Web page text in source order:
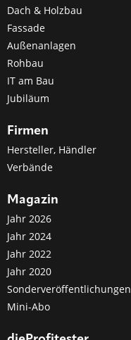
Dach & Holzbau
Fassade
Außenanlagen
Rohbau
IT am Bau
Jubiläum
Firmen
Hersteller, Händler
Verbände
Magazin
Jahr 2026
Jahr 2024
Jahr 2022
Jahr 2020
Sonderveröffentlichungen
Mini-Abo